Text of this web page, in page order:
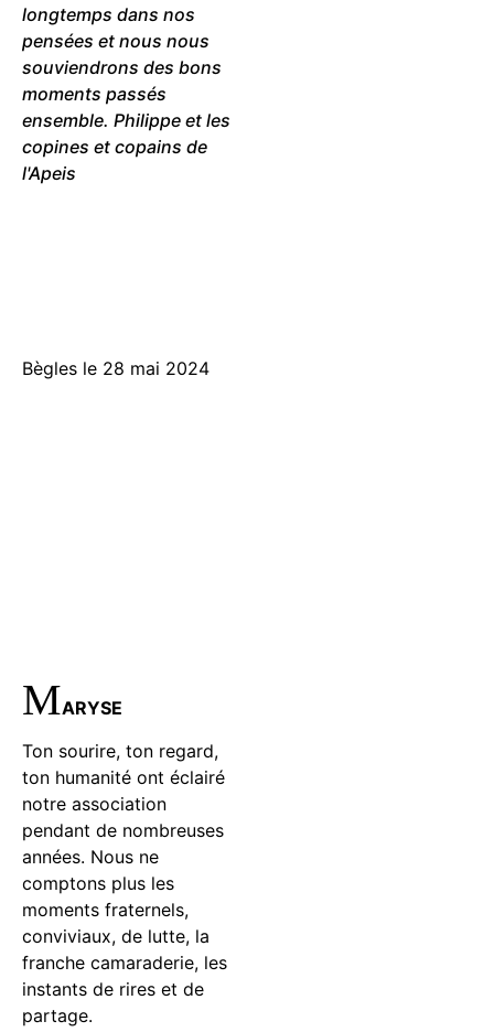
longtemps dans nos
pensées et nous nous
souviendrons des bons
moments passés
ensemble. Philippe et les
copines et copains de
l'Apeis
Bègles le 28 mai 2024
MARYSE
Ton sourire, ton regard,
ton humanité ont éclairé
notre association
pendant de nombreuses
années. Nous ne
comptons plus les
moments fraternels,
conviviaux, de lutte, la
franche camaraderie, les
instants de rires et de
partage.